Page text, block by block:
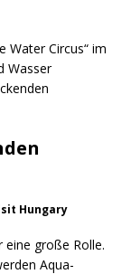
Water Circus“ im
Wasser
Hungary
eine große Rolle.
Aqua-